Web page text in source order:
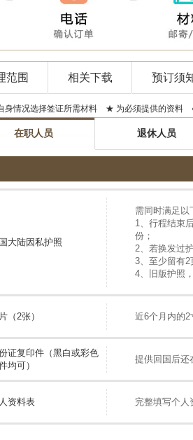
范围 相关下载 预订须
身情况选择签证所需材料 ★ 为必须提供的资料
在职人员 退休人员
大陆因私护照
需同时满足以
1、行程结束
份；
2、若换发过
3、至少留有
4、旧版护照
（2张） 近6个月内的
证复印件（黑白或彩色
均可）
提供回国后还
资料表 完整填写个人